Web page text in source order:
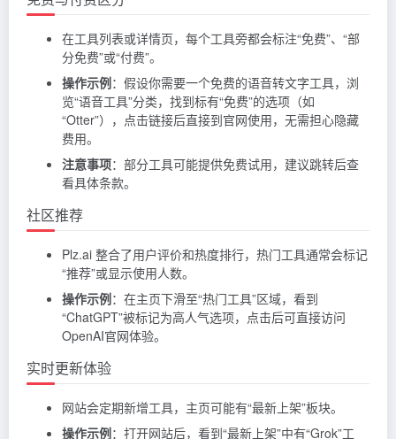
在工具列表或详情页，每个工具旁都会标注“免费”、“部
分免费”或“付费”。
操作示例：假设你需要一个免费的语音转文字工具，浏
览“语音工具”分类，找到标有“免费”的选项（如
“Otter”），点击链接后直接到官网使用，无需担心隐藏
费用。
注意事项：部分工具可能提供免费试用，建议跳转后查
看具体条款。
社区推荐
Plz.ai 整合了用户评价和热度排行，热门工具通常会标记
“推荐”或显示使用人数。
操作示例：在主页下滑至“热门工具”区域，看到
“ChatGPT”被标记为高人气选项，点击后可直接访问
OpenAI官网体验。
实时更新体验
网站会定期新增工具，主页可能有“最新上架”板块。
操作示例：打开网站后，看到“最新上架”中有“Grok”工